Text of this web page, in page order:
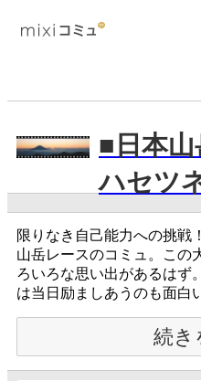
■日本
ハセツ
限りなき自己能力への挑戦
山岳レースのコミュ。この
ろいろな思い出があるはず
は当日励ましあうのも面白
続き